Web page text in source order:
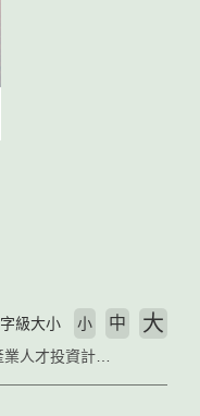
字級大小 小 中 大